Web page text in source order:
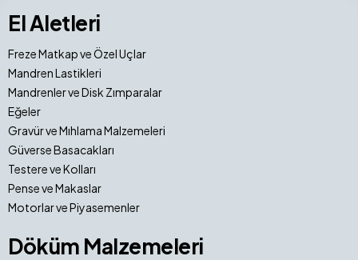
El Aletleri
Freze Matkap ve Özel Uçlar
Mandren Lastikleri
Mandrenler ve Disk Zımparalar
Eğeler
Gravür ve Mıhlama Malzemeleri
Güverse Basacakları
Testere ve Kolları
Pense ve Makaslar
Motorlar ve Piyasemenler
Döküm Malzemeleri